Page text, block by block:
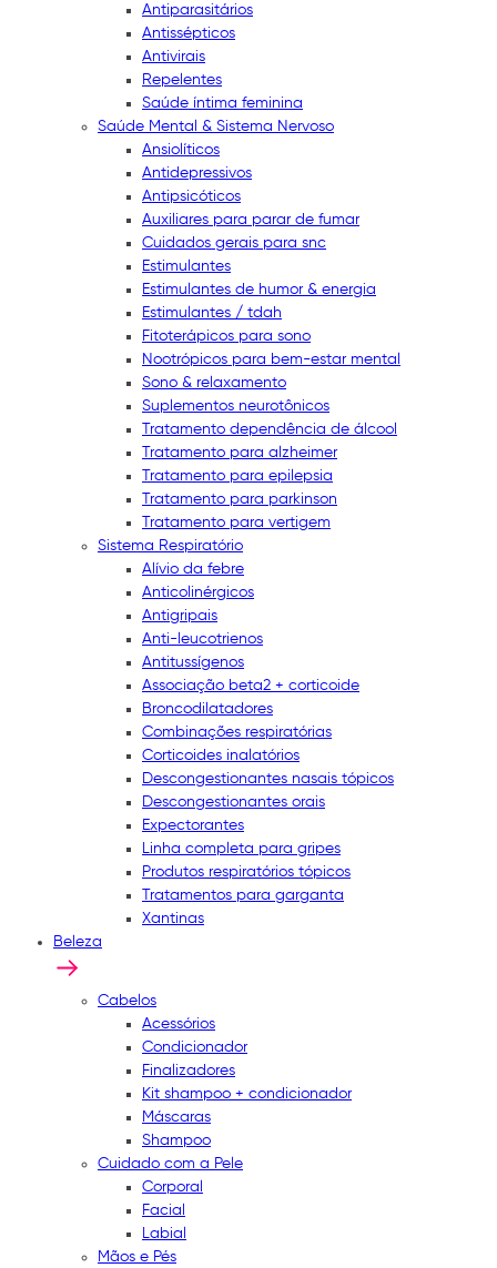
Antiparasitários
Antissépticos
Antivirais
Repelentes
Saúde íntima feminina
Saúde Mental & Sistema Nervoso
Ansiolíticos
Antidepressivos
Antipsicóticos
Auxiliares para parar de fumar
Cuidados gerais para snc
Estimulantes
Estimulantes de humor & energia
Estimulantes / tdah
Fitoterápicos para sono
Nootrópicos para bem-estar mental
Sono & relaxamento
Suplementos neurotônicos
Tratamento dependência de álcool
Tratamento para alzheimer
Tratamento para epilepsia
Tratamento para parkinson
Tratamento para vertigem
Sistema Respiratório
Alívio da febre
Anticolinérgicos
Antigripais
Anti-leucotrienos
Antitussígenos
Associação beta2 + corticoide
Broncodilatadores
Combinações respiratórias
Corticoides inalatórios
Descongestionantes nasais tópicos
Descongestionantes orais
Expectorantes
Linha completa para gripes
Produtos respiratórios tópicos
Tratamentos para garganta
Xantinas
Beleza
Cabelos
Acessórios
Condicionador
Finalizadores
Kit shampoo + condicionador
Máscaras
Shampoo
Cuidado com a Pele
Corporal
Facial
Labial
Mãos e Pés